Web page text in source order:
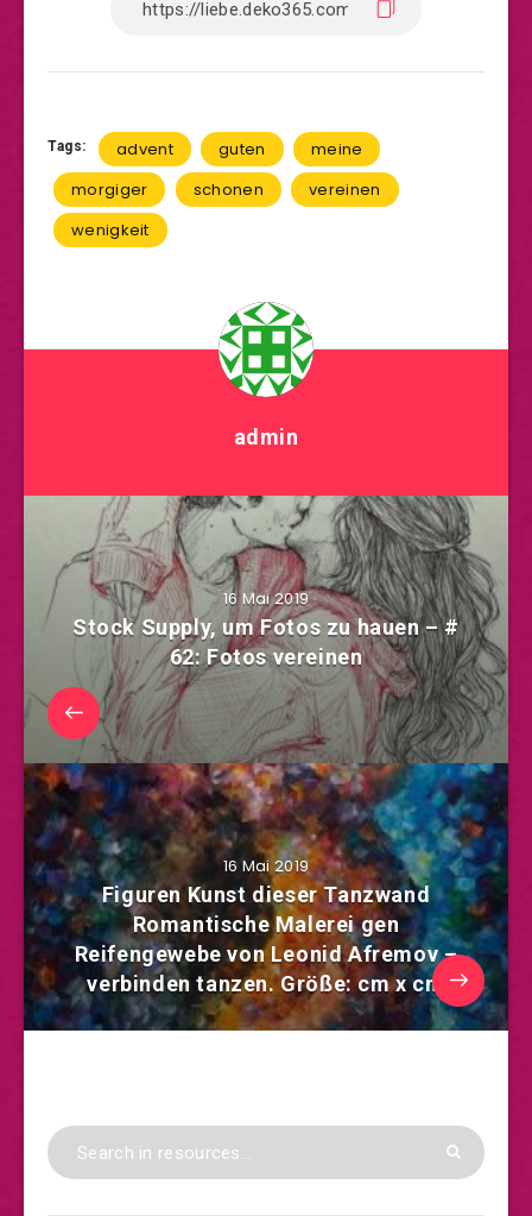
Tags: advent guten
meine
morgiger
schonen
vereinen
wenigkeit
admin
16 Mai 2019
Stock Supply, um Fotos zu hauen – #
62: Fotos vereinen
16 Mai 2019
Figuren Kunst dieser Tanzwand
Romantische Malerei gen
Reifengewebe von Leonid Afremov –
verbinden tanzen. Größe: cm x cm